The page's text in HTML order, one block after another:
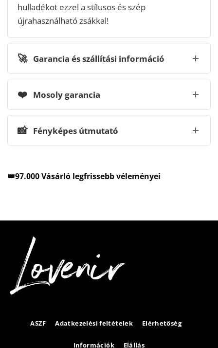
hulladékot ezzel a stílusos és szép
újrahasználható zsákkal!
🚀 Garancia és szállítási információ
❤️ Mosoly garancia
📸 Fényképes útmutató
👑97.000 Vásárló legfrissebb véleményei
ASZF Adatkezelési feltételek Elérhetőség
Információk Elállás